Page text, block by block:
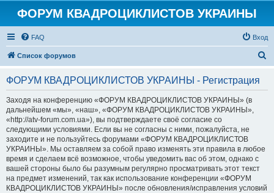
ФОРУМ КВАДРОЦИКЛИСТОВ УКРАИНЫ
FAQ Вход
Список форумов
ФОРУМ КВАДРОЦИКЛИСТОВ УКРАИНЫ - Регистрация
Заходя на конференцию «ФОРУМ КВАДРОЦИКЛИСТОВ УКРАИНЫ» (в
дальнейшем «мы», «наш», «ФОРУМ КВАДРОЦИКЛИСТОВ УКРАИНЫ»,
«http://atv-forum.com.ua»), вы подтверждаете своё согласие со
следующими условиями. Если вы не согласны с ними, пожалуйста, не
заходите и не пользуйтесь форумами «ФОРУМ КВАДРОЦИКЛИСТОВ
УКРАИНЫ». Мы оставляем за собой право изменять эти правила в любое
время и сделаем всё возможное, чтобы уведомить вас об этом, однако с
вашей стороны было бы разумным регулярно просматривать этот текст
на предмет изменений, так как использование конференции «ФОРУМ
КВАДРОЦИКЛИСТОВ УКРАИНЫ» после обновления/исправления условий